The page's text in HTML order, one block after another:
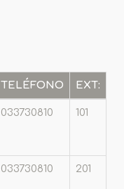
TELÉFONO EXT:
033730810 101
033730810 201